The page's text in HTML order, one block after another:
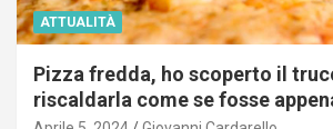
ATTUALITÀ
Pizza fredda, ho scoperto il
riscaldarla come se fosse